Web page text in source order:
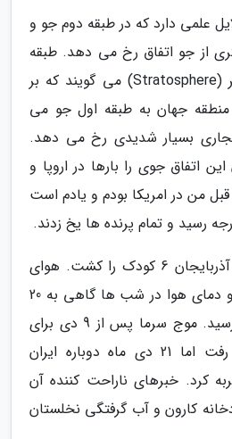
علمی دارد که در طبقه دوم جو و
تا30 کیلومتری از جو اتفاق رخ می دهد. طبقه
ای که به آن استراتوسفر (Stratosphere) می گویند که بر
جهان به طبقه اول جو می
بسیار شدیدی رخ می دهد.
اتفاق جوی را بارها در اروپا و
من در امریکا بودم و یادم است
9دی ماه 1343 سرما در آذربایجان 6 کودک را کشت. هوای
تبریز به شدت سرد بود و دمای هوا در شب ها گاهی به 20
درجه زیر صفر هم می رسید. موج سرما پس از 9 دی برای
مدت کوتاهی از کشور رفت اما 21 دی ماه دوباره ایران
کرد. خبرهای ناراحت کننده آن
کارون و آب گرفتگی نخلستان